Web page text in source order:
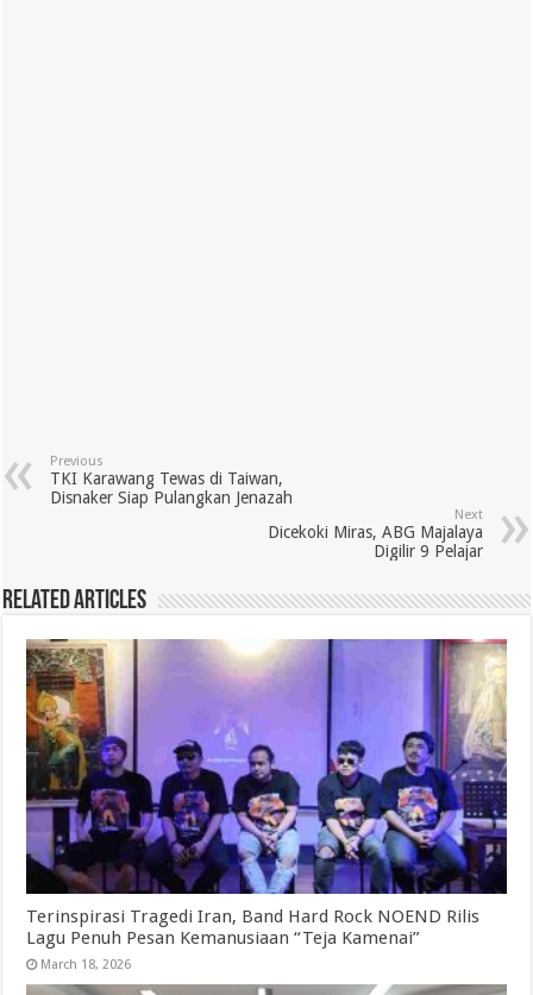
Previous
TKI Karawang Tewas di Taiwan,
Disnaker Siap Pulangkan Jenazah
Next
Dicekoki Miras, ABG Majalaya
Digilir 9 Pelajar
Related Articles
Terinspirasi Tragedi Iran, Band Hard Rock NOEND Rilis
Lagu Penuh Pesan Kemanusiaan “Teja Kamenai”
March 18, 2026